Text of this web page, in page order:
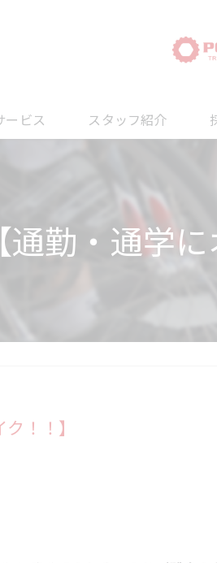
ービス
ィッティングについて
スタッフ紹介
【通勤・通学
！！】